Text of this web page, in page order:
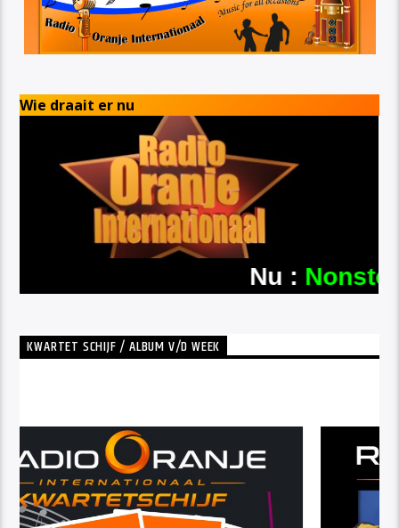
Wie draait er nu
KWARTET SCHIJF / ALBUM V/D WEEK